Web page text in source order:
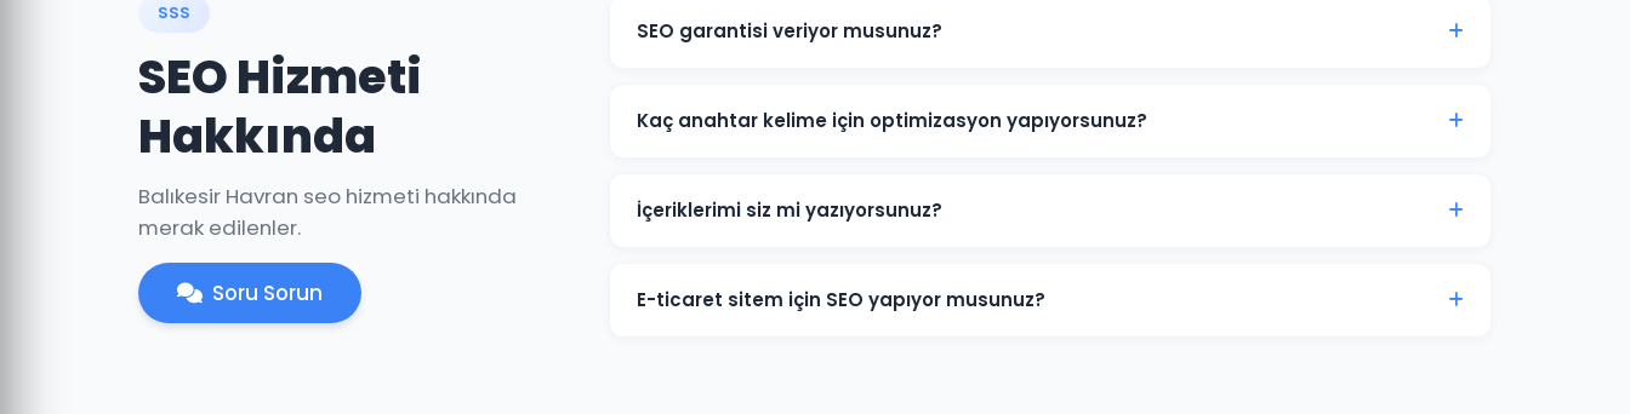
SSS
SEO Hizmeti
Hakkında
Balıkesir Havran seo hizmeti hakkında
merak edilenler.
Soru Sorun
SEO garantisi veriyor musunuz?
Google'ın algoritmalarına bağlıdır. Ancak Havran projelerimizde şeffaf hedefler koyuyor ve bu
hedeflere ulaşmak için tüm çabamızı sarf ediyoruz.
Kaç anahtar kelime için optimizasyon yapıyorsunuz?
büyüklüğüne göre 20-200+ anahtar kelime hedeflenebilir. Önce en değerli ve ulaşılabilir
kelimelere odaklanıyoruz.
İçeriklerimi siz mi yazıyorsunuz?
üretiyoruz. İçeriklerimiz hem okuyucuya hem de Google'a hitap edecek şekilde kurgulanır.
E-ticaret sitem için SEO yapıyor musunuz?